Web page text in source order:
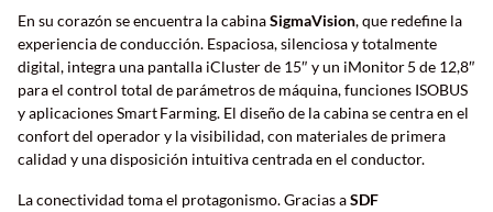
En su corazón se encuentra la cabinaSigmaVision, que redefine la
experiencia de conducción. Espaciosa, silenciosa y totalmente
digital, integra una pantalla iCluster de 15″ y un iMonitor 5 de 12,8″
para el control total de parámetros de máquina, funciones ISOBUS
y aplicaciones Smart Farming. El diseño de la cabina se centra en el
confort del operador y la visibilidad, con materiales de primera
calidad y una disposición intuitiva centrada en el conductor.
La conectividad toma el protagonismo. Gracias aSDF